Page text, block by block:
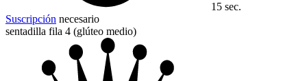
15 sec.
Suscripción necesario
sentadilla fila 4 (glúteo medio)